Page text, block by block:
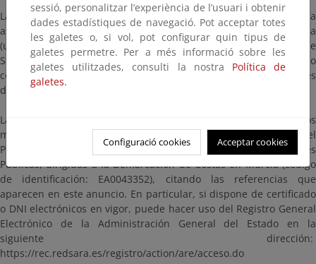
La documentación a consultar estará a disposición en esta página
así como en las oficinas de esta Demarcación de Costas en Murcia
(ubicadas en Avenida Alfonso X “El Sabio”, 6 - 1ª planta. Edificio de
Servicios Múltiples. 30071. Murcia), en días hábiles y en horario
comprendido entre las 9:00 y las 14:00 horas, previa cita a través
de la dirección de correo electrónico bzn-dcmurcia@miteco.es
Las alegaciones y observaciones se presentarán según los
mecanismos establecidos en la Ley 39/2015, de 1 de octubre, del
Procedimiento Administrativo Común de las Administraciones
Públicas, dirigidas a la Demarcación de Costas en Murcia (código
de identificación: EA0043352), citando las referencias que
aparecen en este anuncio. En particular, si dispone de certificado
o DNI electrónicos en vigor, puede hacer uso del Registro General
Electrónico de la Administración General del Estado en la
siguiente dirección:
https://rec.redsara.es/registro/action/are/acceso.do
sessió, personalitzar l’experiència de l’usuari i obtenir
dades estadístiques de navegació. Pot acceptar totes
les galetes o, si vol, pot configurar quin tipus de
galetes permetre. Per a més informació sobre les
galetes utilitzades, consulti la nostra Política de
galetes.
Configuració cookies Acceptar cookies